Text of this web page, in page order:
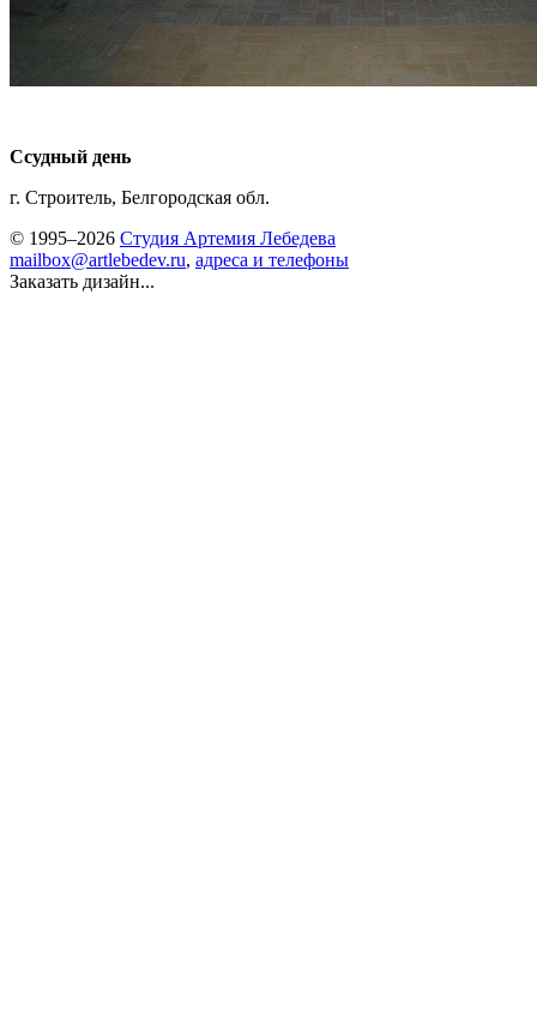
Ссудный день
г. Строитель, Белгородская обл.
© 1995–2026 Студия Артемия Лебедева
mailbox@artlebedev.ru, адреса и телефоны
Заказать дизайн...